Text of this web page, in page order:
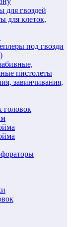
для гвоздей
для клеток,
под гвозди
пистолеты
завинчивания,
головок